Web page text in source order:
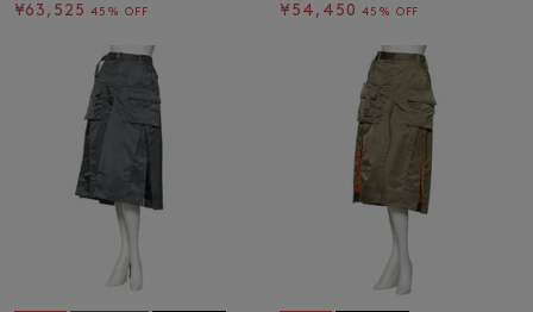
¥63,525 45% OFF
¥54,450 45% OFF